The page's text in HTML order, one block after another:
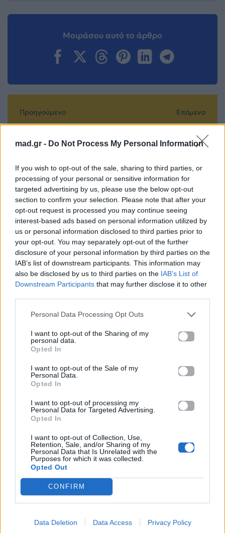
mad.gr - Do Not Process My Personal Information
If you wish to opt-out of the sale, sharing to third parties, or
processing of your personal or sensitive information for
targeted advertising by us, please use the below opt-out
section to confirm your selection. Please note that after your
opt-out request is processed you may continue seeing
interest-based ads based on personal information utilized by
us or personal information disclosed to third parties prior to
your opt-out. You may separately opt-out of the further
disclosure of your personal information by third parties on the
IAB’s list of downstream participants. This information may
also be disclosed by us to third parties on the IAB’s List of
Downstream Participants that may further disclose it to other
Personal Data Processing Opt Outs
I want to opt-out of the Sharing of my
personal data.
Opted In
I want to opt-out of the Sale of my
Personal Data.
Opted In
I want to opt-out of processing my
Personal Data for Targeted Advertising.
Opted In
I want to opt-out of Collection, Use,
Retention, Sale, and/or Sharing of my
Personal Data that Is Unrelated with the
Purposes for which it was collected.
Opted Out
CONFIRM
Data Deletion Data Access Privacy Policy
Μοιράσου αυτό το άρθρο
Προηγούμενο
Από το
«Bangaranga»
μέχρι το «Jalla»
αυτά είναι τα
τραγούδια της
Eurovision που
«σαρώνουν» στην
Ελλάδα
Επόμενο
«Σπάστε τα»: Το
νέο λαϊκό anthem
της Αναστασίας
είναι εδώ
29.05.2026
Ελλήνων
με πληροφορίες για
δισκογραφία, πορεία
τους στην ελληνική
μουσική σκηνή
Δες επίσης